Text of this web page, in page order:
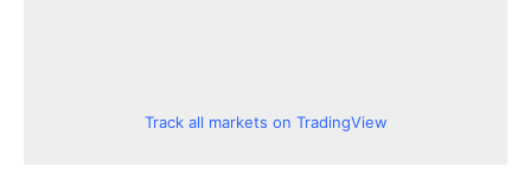
Track all markets on TradingView